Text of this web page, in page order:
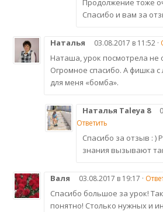
Продолжение тоже
Спасибо и вам за
Наталья 03.08.2017 в 11:52 ·
Наташа, урок посмотрела не
Огромное спасибо. А фишка
для меня «бомба».
Наталья Taleya 8
Ответить
Спасибо за отзыв : )
знания вызывают
Валя 03.08.2017 в 19:17 ·
Спасибо большое за урок!
понятно! Столько нужных и